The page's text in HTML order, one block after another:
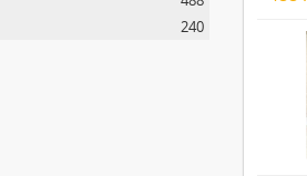
240